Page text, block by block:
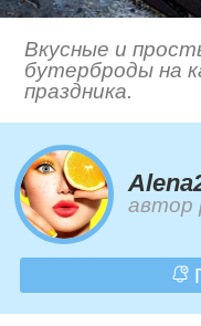
Вкусные и
бутерброды на
праздника.
автор